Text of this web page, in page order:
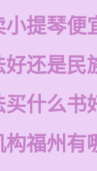
提琴便
好还是民
买什么书
构福州有